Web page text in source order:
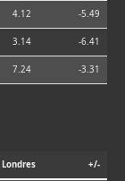
4.12 -5.49
3.14 -6.41
7.24 -3.31
Londres +/-